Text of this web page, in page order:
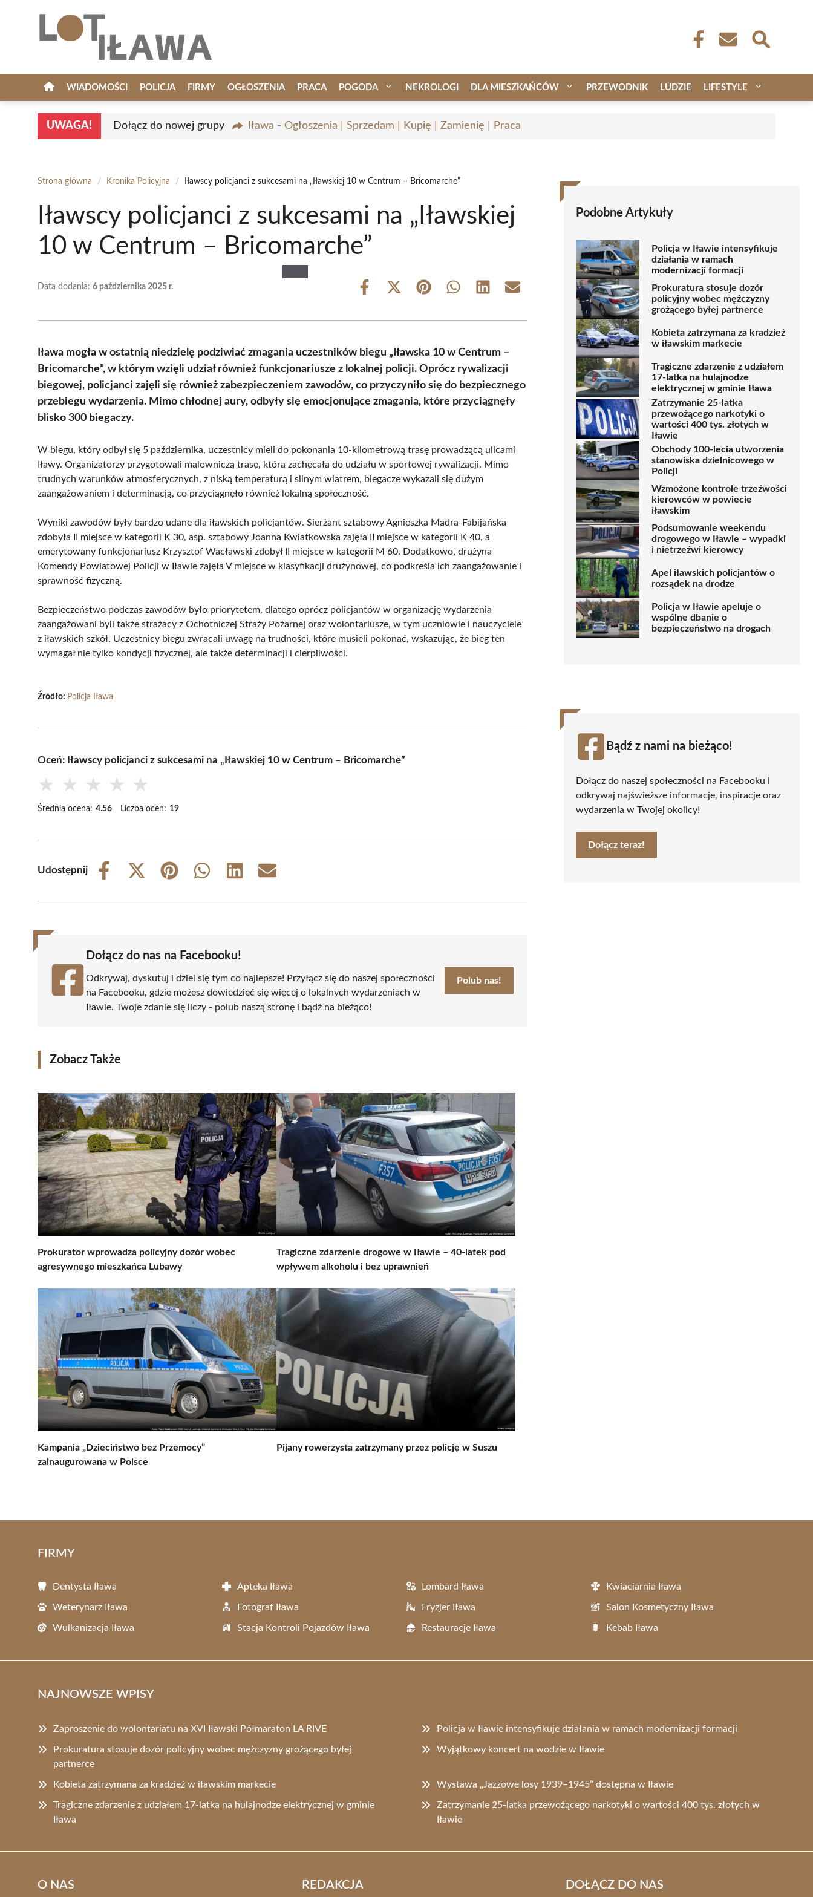
WIADOMOŚCI POLICJA FIRMY OGŁOSZENIA PRACA POGODA NEKROLOGI DLA MIESZKAŃCÓW PRZEWODNIK LUDZIE LIFESTYLE
UWAGA! Dołącz do nowej grupy Iława - Ogłoszenia | Sprzedam | Kupię | Zamienię | Praca
Strona główna / Kronika Policyjna / Iławscy policjanci z sukcesami na „Iławskiej 10 w Centrum – Bricomarche”
Iławscy policjanci z sukcesami na „Iławskiej
10 w Centrum – Bricomarche”
Data dodania: 6 października 2025 r.
Share
Share
(Twitter)
Share Share Share Share
Iława mogła w ostatnią niedzielę podziwiać zmagania uczestników biegu „Iławska 10 w Centrum –
Bricomarche”, w którym wzięli udział również funkcjonariusze z lokalnej policji. Oprócz rywalizacji
biegowej, policjanci zajęli się również zabezpieczeniem zawodów, co przyczyniło się do bezpiecznego
przebiegu wydarzenia. Mimo chłodnej aury, odbyły się emocjonujące zmagania, które przyciągnęły
blisko 300 biegaczy.
W biegu, który odbył się 5 października, uczestnicy mieli do pokonania 10-kilometrową trasę prowadzącą ulicami
Iławy. Organizatorzy przygotowali malowniczą trasę, która zachęcała do udziału w sportowej rywalizacji. Mimo
trudnych warunków atmosferycznych, z niską temperaturą i silnym wiatrem, biegacze wykazali się dużym
zaangażowaniem i determinacją, co przyciągnęło również lokalną społeczność.
Wyniki zawodów były bardzo udane dla iławskich policjantów. Sierżant sztabowy Agnieszka Mądra-Fabijańska
zdobyła II miejsce w kategorii K 30, asp. sztabowy Joanna Kwiatkowska zajęła II miejsce w kategorii K 40, a
emerytowany funkcjonariusz Krzysztof Wacławski zdobył II miejsce w kategorii M 60. Dodatkowo, drużyna
Komendy Powiatowej Policji w Iławie zajęła V miejsce w klasyfikacji drużynowej, co podkreśla ich zaangażowanie i
sprawność fizyczną.
Bezpieczeństwo podczas zawodów było priorytetem, dlatego oprócz policjantów w organizację wydarzenia
zaangażowani byli także strażacy z Ochotniczej Straży Pożarnej oraz wolontariusze, w tym uczniowie i nauczyciele
z iławskich szkół. Uczestnicy biegu zwracali uwagę na trudności, które musieli pokonać, wskazując, że bieg ten
wymagał nie tylko kondycji fizycznej, ale także determinacji i cierpliwości.
Źródło: Policja Iława
Oceń: Iławscy policjanci z sukcesami na „Iławskiej 10 w Centrum – Bricomarche”
★ ★ ★ ★ ★
Średnia ocena: 4.56 Liczba ocen: 19
Udostępnij
Share
Share
(Twitter)
Share
Share
Share
Share
Dołącz do nas na Facebooku!
Odkrywaj, dyskutuj i dziel się tym co najlepsze! Przyłącz się do naszej społeczności
na Facebooku, gdzie możesz dowiedzieć się więcej o lokalnych wydarzeniach w
Iławie. Twoje zdanie się liczy - polub naszą stronę i bądź na bieżąco!
Polub nas!
Zobacz Także
Prokurator wprowadza policyjny dozór wobec
agresywnego mieszkańca Lubawy
Tragiczne zdarzenie drogowe w Iławie – 40-latek pod
wpływem alkoholu i bez uprawnień
Kampania „Dzieciństwo bez Przemocy”
zainaugurowana w Polsce
Pijany rowerzysta zatrzymany przez policję w Suszu
Podobne Artykuły
Policja w Iławie intensyfikuje
działania w ramach
modernizacji formacji
Prokuratura stosuje dozór
policyjny wobec mężczyzny
grożącego byłej partnerce
Kobieta zatrzymana za kradzież
w iławskim markecie
Tragiczne zdarzenie z udziałem
17-latka na hulajnodze
elektrycznej w gminie Iława
Zatrzymanie 25-latka
przewożącego narkotyki o
wartości 400 tys. złotych w
Iławie
Obchody 100-lecia utworzenia
stanowiska dzielnicowego w
Policji
Wzmożone kontrole trzeźwości
kierowców w powiecie
iławskim
Podsumowanie weekendu
drogowego w Iławie – wypadki
i nietrzeźwi kierowcy
Apel iławskich policjantów o
rozsądek na drodze
Policja w Iławie apeluje o
wspólne dbanie o
bezpieczeństwo na drogach
Bądź z nami na bieżąco!
Dołącz do naszej społeczności na Facebooku i
odkrywaj najświeższe informacje, inspiracje oraz
wydarzenia w Twojej okolicy!
Dołącz teraz!
FIRMY
Dentysta Iława Apteka Iława Lombard Iława Kwiaciarnia Iława
Weterynarz Iława Fotograf Iława Fryzjer Iława Salon Kosmetyczny Iława
Wulkanizacja Iława Stacja Kontroli Pojazdów Iława Restauracje Iława Kebab Iława
NAJNOWSZE WPISY
Zaproszenie do wolontariatu na XVI Iławski Półmaraton LA RIVE Policja w Iławie intensyfikuje działania w ramach modernizacji formacji
Prokuratura stosuje dozór policyjny wobec mężczyzny grożącego byłej
partnerce
Wyjątkowy koncert na wodzie w Iławie
Kobieta zatrzymana za kradzież w iławskim markecie Wystawa „Jazzowe losy 1939–1945” dostępna w Iławie
Tragiczne zdarzenie z udziałem 17-latka na hulajnodze elektrycznej w gminie
Iława
Zatrzymanie 25-latka przewożącego narkotyki o wartości 400 tys. złotych w
Iławie
O NAS REDAKCJA DOŁĄCZ DO NAS